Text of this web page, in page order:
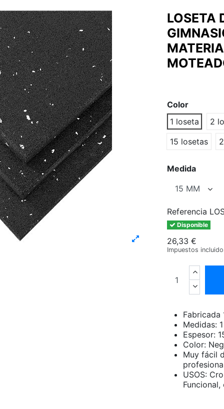
LOSETA
Color
1 loseta
2
15 losetas
Medida
Referencia
Disponible
26,33 €
Impuestos
Fabricada
Medidas:
Espesor:
Color:
Muy fácil
USOS:
Funcional,